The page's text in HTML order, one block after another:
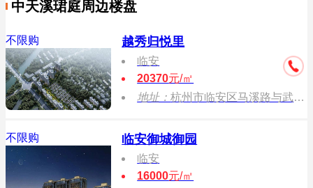
中天溪珺庭周边楼盘
不限购 越秀归悦里
临安
20370元/㎡
地址：杭州市临安区马溪路与武肃街交叉口（临安市公安局交通警察大队）对面
不限购 临安御城御园
临安
16000元/㎡